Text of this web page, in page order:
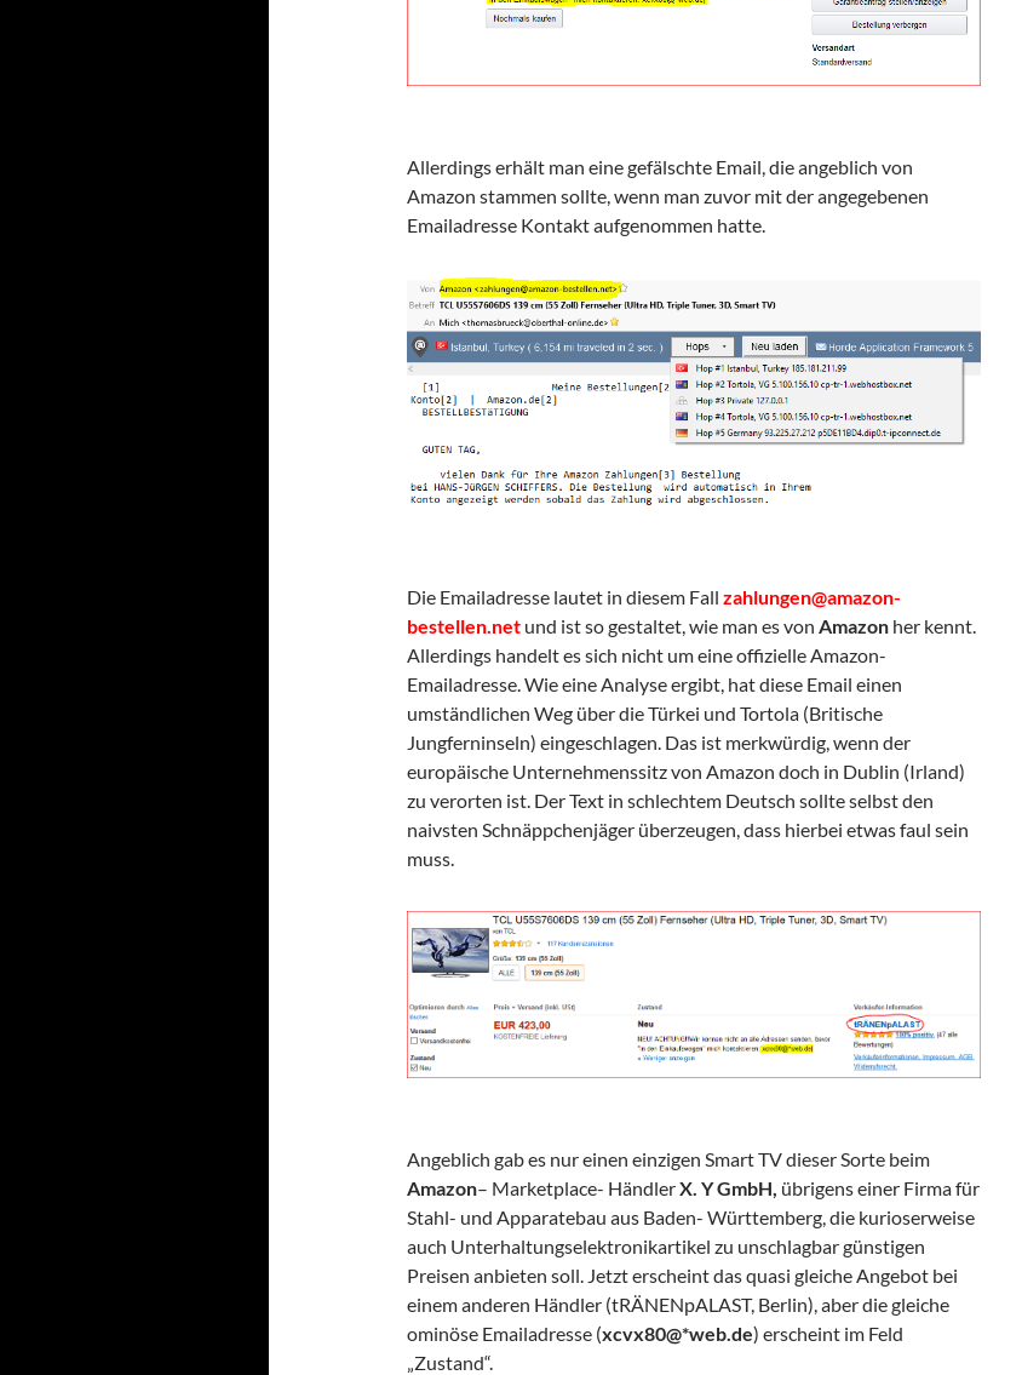
Allerdings erhält man eine gefälschte Email, die angeblich von
Amazon stammen sollte, wenn man zuvor mit der angegebenen
Emailadresse Kontakt aufgenommen hatte.
Die Emailadresse lautet in diesem Fall zahlungen@amazon-
bestellen.net und ist so gestaltet, wie man es von Amazon her kennt.
Allerdings handelt es sich nicht um eine offizielle Amazon-
Emailadresse. Wie eine Analyse ergibt, hat diese Email einen
umständlichen Weg über die Türkei und Tortola (Britische
Jungferninseln) eingeschlagen. Das ist merkwürdig, wenn der
europäische Unternehmenssitz von Amazon doch in Dublin (Irland)
zu verorten ist. Der Text in schlechtem Deutsch sollte selbst den
naivsten Schnäppchenjäger überzeugen, dass hierbei etwas faul sein
muss.
Angeblich gab es nur einen einzigen Smart TV dieser Sorte beim
Amazon– Marketplace- HändlerX. Y GmbH, übrigens einer Firma für
Stahl- und Apparatebau aus Baden- Württemberg, die kurioserweise
auch Unterhaltungselektronikartikel zu unschlagbar günstigen
Preisen anbieten soll. Jetzt erscheint das quasi gleiche Angebot bei
einem anderen Händler (tRÄNENpALAST, Berlin), aber die gleiche
ominöse Emailadresse (xcvx80@*web.de) erscheint im Feld
„Zustand“.